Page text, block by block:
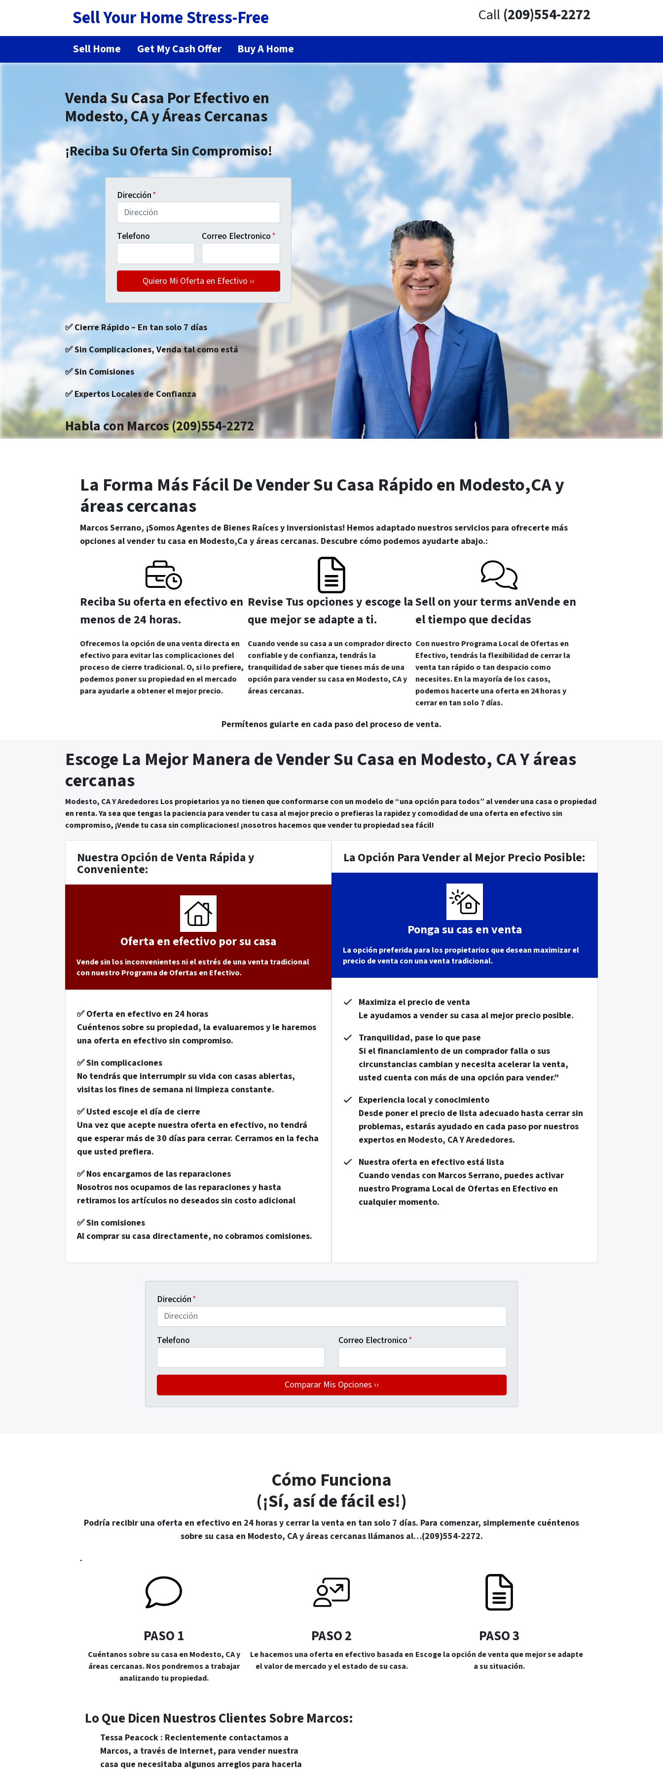
Sell Your Home Stress-Free Call (209)554-2272
Sell Home Get My Cash Offer Buy A Home
Venda Su Casa Por Efectivo en
Modesto, CA y Áreas Cercanas
¡Reciba Su Oferta Sin Compromiso!
Dirección*
Telefono Correo Electronico*
✅Cierre Rápido –En tan solo 7 días
✅Sin Complicaciones,Venda tal como está
✅Sin Comisiones
✅Expertos Locales de Confianza
Habla con Marcos (209)554-2272
La Forma Más Fácil De Vender Su Casa Rápido en Modesto,CA y
áreas cercanas
Marcos Serrano, ¡Somos Agentes de Bienes Raíces y inversionistas! Hemos adaptado nuestros servicios para ofrecerte más
opciones al vender tu casa en Modesto,Ca y áreas cercanas. Descubre cómo podemos ayudarte abajo.:
Reciba Su oferta en efectivo en
menos de 24 horas.
Ofrecemos la opción de una venta directa en
efectivo para evitar las complicaciones del
proceso de cierre tradicional. O, si lo prefiere,
podemos poner su propiedad en el mercado
para ayudarle a obtener el mejor precio.
Revise Tus opciones y escoge la
que mejor se adapte a ti.
Cuando vende su casa a un comprador directo
confiable y de confianza, tendrás la
tranquilidad de saber que tienes más de una
opción para vender su casa en Modesto, CA y
áreas cercanas.
Sell on your terms anVende en
el tiempo que decidas
Con nuestro Programa Local de Ofertas en
Efectivo, tendrás la flexibilidad de cerrar la
venta tan rápido o tan despacio como
necesites. En la mayoría de los casos,
podemos hacerte una oferta en 24 horas y
cerrar en tan solo 7 días.
Permítenos guiarte en cada paso del proceso de venta.
Escoge La Mejor Manera de Vender Su Casa en Modesto, CA Y áreas
cercanas
Modesto, CA Y Arededores Los propietarios ya no tienen que conformarse con un modelo de “una opción para todos” al vender una casa o propiedad
en renta. Ya sea que tengas la paciencia para vender tu casa al mejor precio o prefieras la rapidez y comodidad de una oferta en efectivo sin
compromiso, ¡Vende tu casa sin complicaciones! ¡nosotros hacemos que vender tu propiedad sea fácil!
Nuestra Opción de Venta Rápida y
Conveniente:
Oferta en efectivo por su casa
Vende sin los inconvenientes ni el estrés de una venta tradicional
con nuestro Programa de Ofertas en Efectivo.
✅Oferta en efectivo en 24 horas
Cuéntenos sobre su propiedad, la evaluaremos y le haremos
una oferta en efectivo sin compromiso.
✅Sin complicaciones
No tendrás que interrumpir su vida con casas abiertas,
visitas los fines de semana ni limpieza constante.
✅Usted escoje el día de cierre
Una vez que acepte nuestra oferta en efectivo, no tendrá
que esperar más de 30 días para cerrar. Cerramos en la fecha
que usted prefiera.
✅Nos encargamos de las reparaciones
Nosotros nos ocupamos de las reparaciones y hasta
retiramos los artículos no deseados sin costo adicional
✅Sin comisiones
Al comprar su casa directamente, no cobramos comisiones.
La Opción Para Vender al Mejor Precio Posible:
Ponga su cas en venta
La opción preferida para los propietarios que desean maximizar el
precio de venta con una venta tradicional.
Maximiza el precio de venta
Le ayudamos a vender su casa al mejor precio posible.
Tranquilidad, pase lo que pase
Si el financiamiento de un comprador falla o sus
circunstancias cambian y necesita acelerar la venta,
usted cuenta con más de una opción para vender.”
Experiencia local y conocimiento
Desde poner el precio de lista adecuado hasta cerrar sin
problemas, estarás ayudado en cada paso por nuestros
expertos en Modesto, CA Y Arededores.
Nuestra oferta en efectivo está lista
Cuando vendas con Marcos Serrano, puedes activar
nuestro Programa Local de Ofertas en Efectivo en
cualquier momento.
Dirección*
Telefono Correo Electronico*
Cómo Funciona
(¡Sí, así de fácil es!)
Podría recibir una oferta en efectivo en 24 horas y cerrar la venta en tan solo 7 días. Para comenzar, simplemente cuéntenos
sobre su casa en Modesto, CA y áreas cercanas llámanos al…(209)554-2272.
.
PASO 1
Cuéntanos sobre su casa en Modesto, CA y
áreas cercanas. Nos pondremos a trabajar
analizando tu propiedad.
PASO 2
Le hacemos una oferta en efectivo basada en
el valor de mercado y el estado de su casa.
PASO 3
Escoge la opción de venta que mejor se adapte
a su situación.
Lo Que Dicen Nuestros Clientes Sobre Marcos:
Tessa Peacock: Recientemente contactamos a
Marcos, a través de internet, para vender nuestra
casa que necesitaba algunos arreglos para hacerla